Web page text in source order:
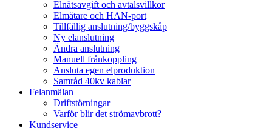
Elnätsavgift och avtalsvillkor
Elmätare och HAN-port
Tillfällig anslutning/byggskåp
Ny elanslutning
Ändra anslutning
Manuell frånkoppling
Ansluta egen elproduktion
Samråd 40kv kablar
Felanmälan
Driftstörningar
Varför blir det strömavbrott?
Kundservice